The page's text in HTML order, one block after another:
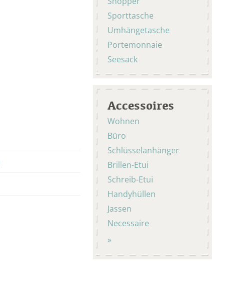
Sporttasche
Umhängetasche
Portemonnaie
Seesack
Accessoires
Wohnen
Büro
Schlüsselanhänger
Brillen-Etui
Schreib-Etui
Handyhüllen
Jassen
Necessaire